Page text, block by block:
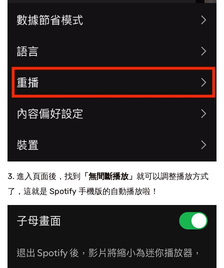
進入頁面後，找到 「無間斷播放」 就可以調整播放方式
了，這就是 Spotify 手機版的自動播放啦！